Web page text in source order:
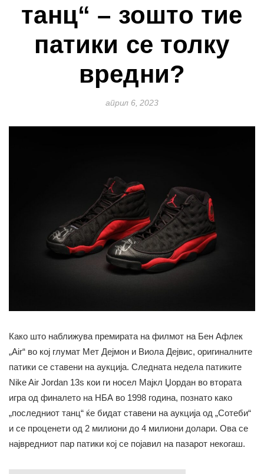
танц“ – зошто тие
патики се толку
вредни?
април 6, 2023
Како што наближува премирата на филмот на Бен Афлек
„Air“ во кој глумат Мет Дејмон и Виола Дејвис, оригиналните
патики се ставени на аукција. Следната недела патиките
Nike Air Jordan 13s кои ги носел Мајкл Џордан во втората
игра од финалето на НБА во 1998 година, познато како
„последниот танц“ ќе бидат ставени на аукција од „Сотеби“
и се проценети од 2 милиони до 4 милиони долари. Ова се
највредниот пар патики кој се појавил на пазарот некогаш.